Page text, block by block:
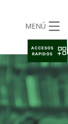
MENÚ
ACCESOS
RAPIDOS